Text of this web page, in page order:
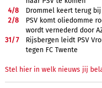
4/8
Drommel keert terug bij
2/8
PSV komt oliedomme
wordt vernederd door
31/7
Rijsbergen leidt PSV
tegen FC Twente
Stel hier in welk nieuws jij